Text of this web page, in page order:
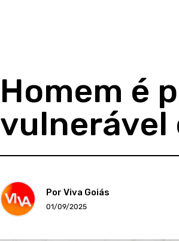
Homem é
vulnerável
Por Viva Goiás
01/09/2025